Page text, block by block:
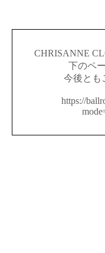
CHRISANNE
下のペ
今後とも
https://